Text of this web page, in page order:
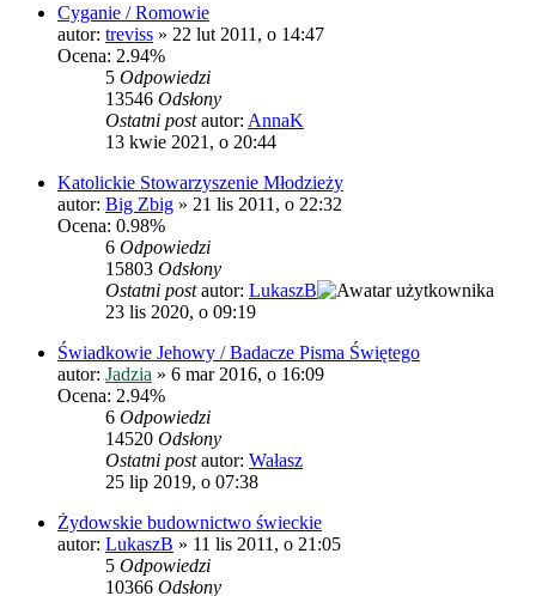
Cyganie / Romowie
autor: treviss » 22 lut 2011, o 14:47
Ocena: 2.94%
5 Odpowiedzi
13546 Odsłony
Ostatni postautor: AnnaK
13 kwie 2021, o 20:44
Katolickie Stowarzyszenie Młodzieży
autor: Big Zbig » 21 lis 2011, o 22:32
Ocena: 0.98%
6 Odpowiedzi
15803 Odsłony
Ostatni postautor: LukaszB
23 lis 2020, o 09:19
Świadkowie Jehowy / Badacze Pisma Świętego
autor: Jadzia » 6 mar 2016, o 16:09
Ocena: 2.94%
6 Odpowiedzi
14520 Odsłony
Ostatni postautor: Wałasz
25 lip 2019, o 07:38
Żydowskie budownictwo świeckie
autor: LukaszB » 11 lis 2011, o 21:05
5 Odpowiedzi
10366 Odsłony